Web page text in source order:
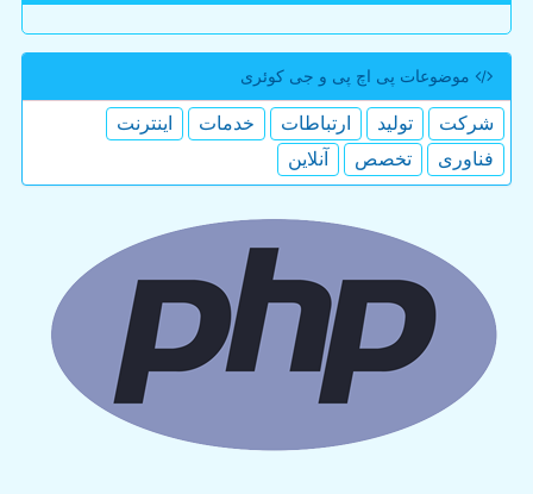
موضوعات پی اچ پی و جی كوئری
شركت تولید ارتباطات خدمات
اینترنت
فناوری
تخصص آنلاین